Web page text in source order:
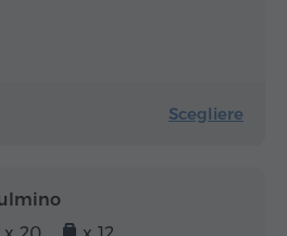
Scegliere